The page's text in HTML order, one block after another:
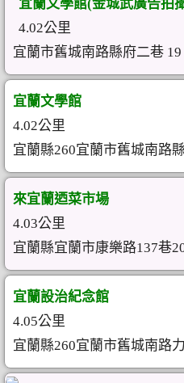
宜蘭文學館(金城武廣告拍
4.02公里
宜蘭市舊城南路縣府二巷 19
宜蘭文學館
4.02公里
宜蘭縣260宜蘭市舊城南路
來宜蘭迺菜市場
4.03公里
宜蘭縣宜蘭市康樂路137巷
宜蘭設治紀念館
4.05公里
宜蘭縣260宜蘭市舊城南路